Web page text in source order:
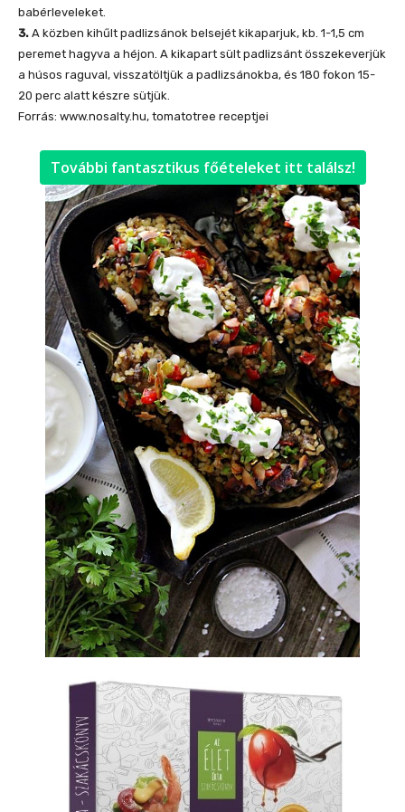
babérleveleket.
3. A közben kihűlt padlizsánok belsejét kikaparjuk, kb. 1-1,5 cm
peremet hagyva a héjon. A kikapart sült padlizsánt összekeverjük
a húsos raguval, visszatöltjük a padlizsánokba, és 180 fokon 15-
20 perc alatt készre sütjük.
Forrás: www.nosalty.hu, tomatotree receptjei
További fantasztikus főételeket itt találsz!